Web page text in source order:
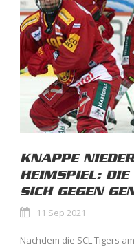
KNAPPE
HEIMSPIEL: DIE
SICH GEGEN
11 Sep 2021
Nachdem die SCL Tigers